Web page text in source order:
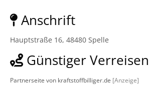
Anschrift
Hauptstraße 16, 48480 Spelle
Günstiger Verreisen
Partnerseite von kraftstoffbilliger.de [Anzeige]